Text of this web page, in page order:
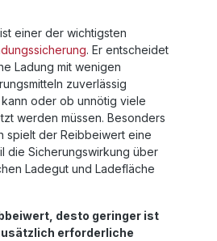
ist einer der wichtigsten
. Er entscheidet
Ladung mit wenigen
zuverlässig
oder ob unnötig viele
werden müssen. Besonders
spielt der Reibbeiwert eine
die Sicherungswirkung über
Ladegut und Ladefläche
desto geringer ist
erforderliche